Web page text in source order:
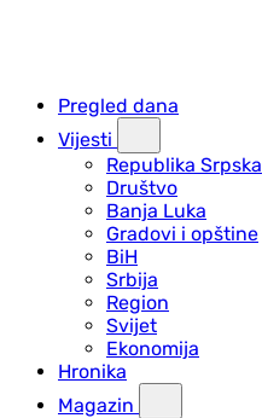
Pregled dana
Vijesti
Republika Srpska
Društvo
Banja Luka
Gradovi i opštine
BiH
Srbija
Region
Svijet
Ekonomija
Hronika
Magazin